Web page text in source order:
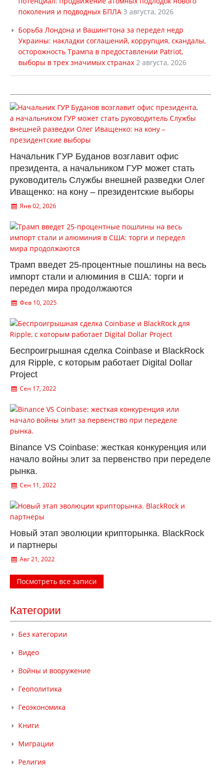
поколения и подводных БПЛА 3 августа, 2026
Борьба Лондона и Вашингтона за передел недр
Украины: накладки соглашений, коррупция, скандалы,
осторожность Трампа в предоставлении Patriot,
выборы в трех значимых странах 2 августа, 2026
Начальник ГУР Буданов возглавит офис
президента, а начальником ГУР может стать
руководитель Службы внешней разведки Олег
Иващенко: на кону – президентские выборы
Янв 02, 2026
Трамп введет 25-процентные пошлины на весь
импорт стали и алюминия в США: торги и
передел мира продолжаются
Фев 10, 2025
Беспроигрышная сделка Coinbase и BlackRock
для Ripple, с которым работает Digital Dollar
Project
Сен 17, 2022
Binance VS Coinbase: жесткая конкуренция или
начало войны элит за первенство при переделе
рынка.
Сен 11, 2022
Новый этап эволюции крипторынка. BlackRock
и партнеры
Авг 21, 2022
Посмотреть все записи
Категории
Без категории
Видео
Войны и вооружение
Геополитика
Геоэкономика
Книги
Миграции
Религия